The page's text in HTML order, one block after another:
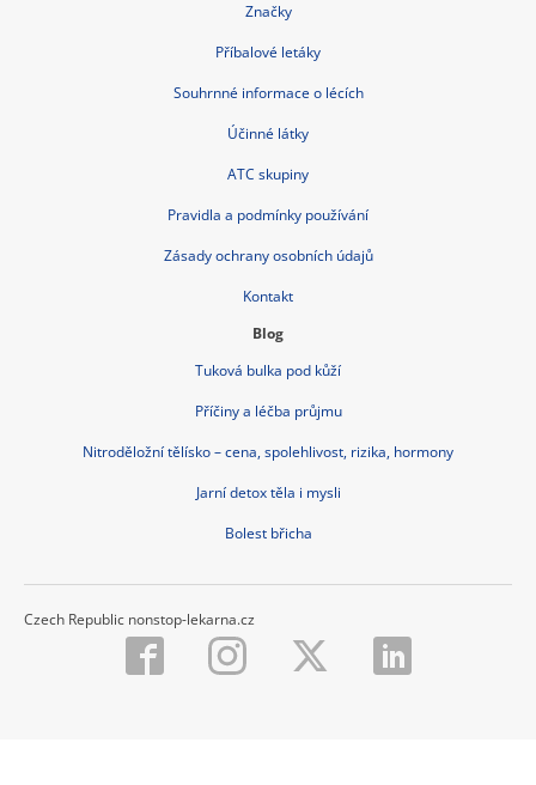
Značky
Příbalové letáky
Souhrnné informace o lécích
Účinné látky
ATC skupiny
Pravidla a podmínky používání
Zásady ochrany osobních údajů
Kontakt
Blog
Tuková bulka pod kůží
Příčiny a léčba průjmu
Nitroděložní tělísko – cena, spolehlivost, rizika, hormony
Jarní detox těla i mysli
Bolest břicha
Czech Republic nonstop-lekarna.cz